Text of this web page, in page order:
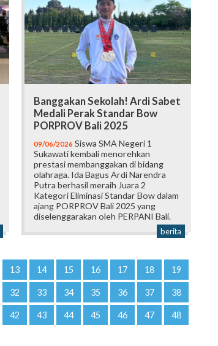
Banggakan Sekolah! Ardi Sabet
Medali Perak Standar Bow
PORPROV Bali 2025
09/06/2026 Siswa SMA Negeri 1
Sukawati kembali menorehkan
prestasi membanggakan di bidang
olahraga. Ida Bagus Ardi Narendra
Putra berhasil meraih Juara 2
Kategori Eliminasi Standar Bow dalam
ajang PORPROV Bali 2025 yang
diselenggarakan oleh PERPANI Bali.
berita
13 14 15 16 17 18 19
32 33 34 35 36 37 38
42 43 44 45 46 47 48